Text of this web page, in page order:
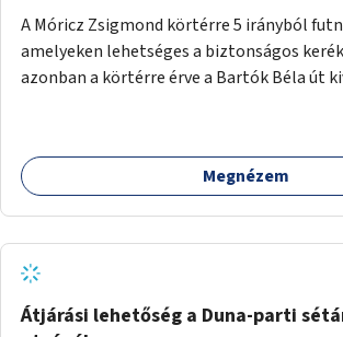
A Móricz Zsigmond körtérre 5 irányból
amelyeken lehetséges a biztonságos
azonban a körtérre érve a Bartók Béla út
Megnézem
Átjárási lehetőség a Duna-parti